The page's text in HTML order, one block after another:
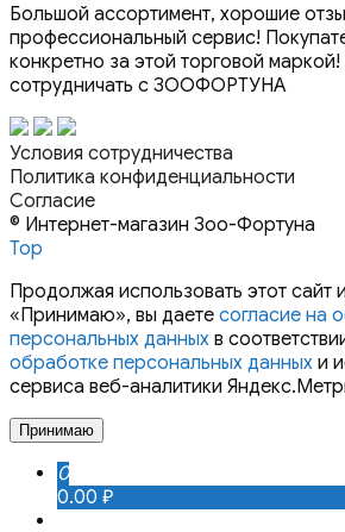
Большой ассортимент, хорошие
профессиональный сервис!
конкретно за этой торговой
сотрудничать с ЗООФОРТУНА
Условия сотрудничества
Политика конфиденциальности
Согласие
© Интернет-магазин Зоо-Фортуна
Top
Продолжая использовать этот сайт
«Принимаю», вы даете согласие на
персональных данных в
обработке персональных данных и
сервиса веб-аналитики
Принимаю
0
0.00 ₽